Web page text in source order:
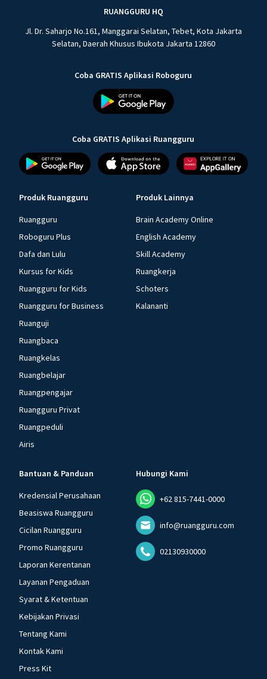
RUANGGURU HQ
Jl. Dr. Saharjo No.161, Manggarai Selatan, Tebet, Kota Jakarta
Selatan, Daerah Khusus Ibukota Jakarta 12860
Coba GRATIS Aplikasi Roboguru
Coba GRATIS Aplikasi Ruangguru
Produk Ruangguru
Ruangguru
Roboguru Plus
Dafa dan Lulu
Kursus for Kids
Ruangguru for Kids
Ruangguru for Business
Ruanguji
Ruangbaca
Ruangkelas
Ruangbelajar
Ruangpengajar
Ruangguru Privat
Ruangpeduli
Airis
Produk Lainnya
Brain Academy Online
English Academy
Skill Academy
Ruangkerja
Schoters
Kalananti
Bantuan & Panduan
Kredensial Perusahaan
Beasiswa Ruangguru
Cicilan Ruangguru
Promo Ruangguru
Laporan Kerentanan
Layanan Pengaduan
Syarat & Ketentuan
Kebijakan Privasi
Tentang Kami
Kontak Kami
Press Kit
Hubungi Kami
+62 815-7441-0000
info@ruangguru.com
02130930000